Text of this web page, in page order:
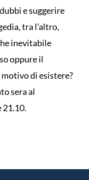
e suggerire
tra l’altro,
inevitabile
oppure il
di esistere?
sera al
21.10.